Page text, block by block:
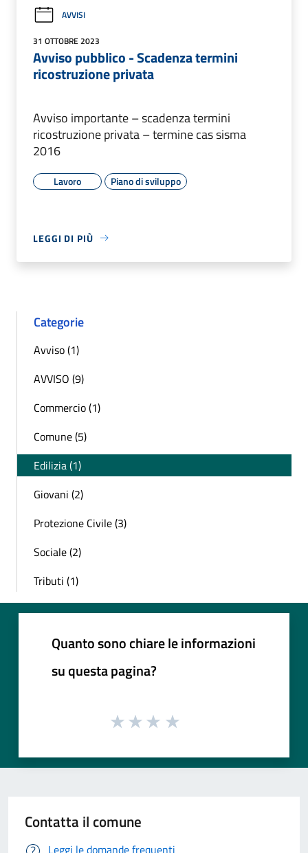
AVVISI
31 OTTOBRE 2023
Avviso pubblico - Scadenza termini
ricostruzione privata
Avviso importante – scadenza termini
ricostruzione privata – termine cas sisma
2016
Lavoro Piano di sviluppo
LEGGI DI PIÙ
Categorie
Avviso (1)
AVVISO (9)
Commercio (1)
Comune (5)
Edilizia (1)
Giovani (2)
Protezione Civile (3)
Sociale (2)
Tributi (1)
Quanto sono chiare le informazioni
su questa pagina?
Contatta il comune